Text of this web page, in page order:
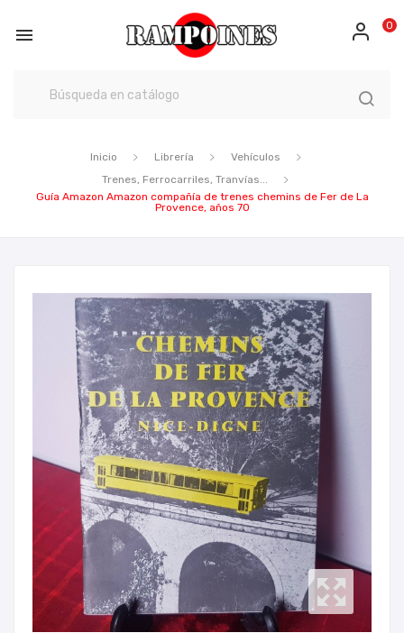
 0
Inicio Librería
Vehículos
Trenes, Ferrocarriles, Tranvías...
Guía Amazon Amazon compañía de trenes chemins de Fer de La
Provence, años 70